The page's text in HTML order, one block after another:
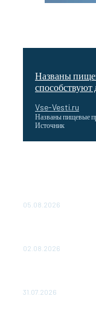
Названы
Vse-Vesti.ru
Названы пищевые
Источник
05.08.2026
02.08.2026
31.07.2026